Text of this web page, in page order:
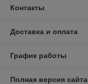
Контакты
Доставка и оплата
График работы
Полная версия сайта